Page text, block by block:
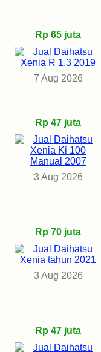
Rp 65 juta
7 Aug 2026
Rp 47 juta
3 Aug 2026
Rp 70 juta
3 Aug 2026
Rp 47 juta